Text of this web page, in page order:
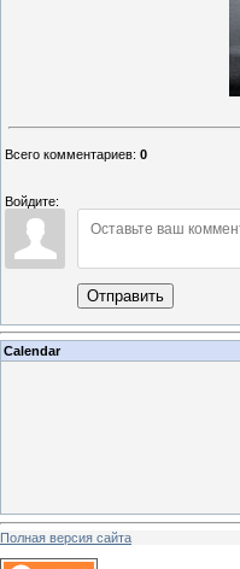
Всего комментариев: 0
Войдите:
Отправить
Calendar
Полная версия сайта